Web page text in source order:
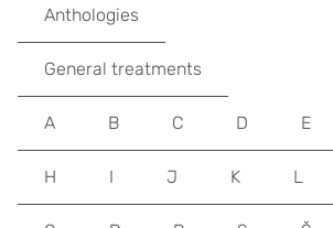
Anthologies
General treatments
A B C D E
H I J K L